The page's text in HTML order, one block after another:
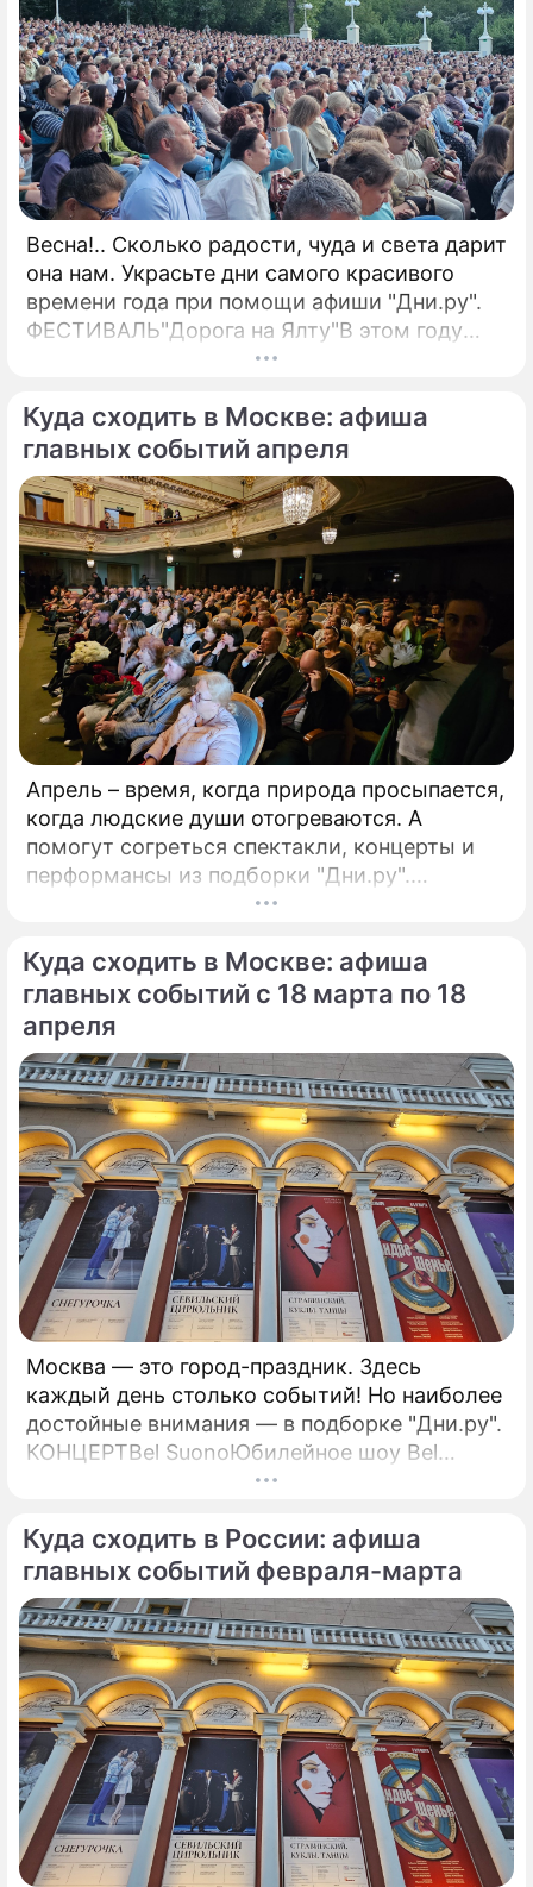
Весна!.. Сколько радости, чуда и света дарит
она нам. Украсьте дни самого красивого
времени года при помощи афиши "Дни.ру".
ФЕСТИВАЛЬ"Дорога на Ялту"В этом году
оргкомитет получил 172 заявки от
Куда сходить в Москве: афиша
главных событий апреля
Апрель – время, когда природа просыпается,
когда людские души отогреваются. А
помогут согреться спектакли, концерты и
перформансы из подборки "Дни.ру".
ГАСТРОЛИ"Материнское сердце"Открытый
представляют московские гастроли
Большого драматического театра им.
Куда сходить в Москве: афиша
главных событий с 18 марта по 18
апреля
Москва — это город-праздник. Здесь
каждый день столько событий! Но наиболее
достойные внимания — в подборке "Дни.ру".
КОНЦЕРТBel SuonoЮбилейное шоу Bel
в уникальном формате.
Куда сходить в России: афиша
главных событий февраля-марта